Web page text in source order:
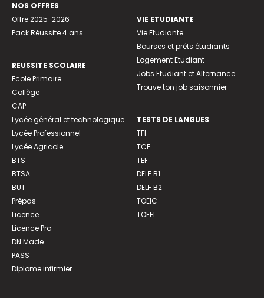
NOS OFFRES
Offre 2025-2026
Pack Réussite 4 ans
REUSSITE SCOLAIRE
Ecole Primaire
Collège
CAP
Lycée général et technologique
Lycée Professionnel
Lycée Agricole
BTS
BTSA
BUT
Prépas
Licence
Licence Pro
DN Made
PASS
Diplome infirmier
VIE ETUDIANTE
Vie Etudiante
Bourses et prêts étudiants
Logement Etudiant
Jobs Etudiant et Alternance
Trouve ton job saisonnier
TESTS DE LANGUES
TFI
TCF
TEF
DELF B1
DELF B2
TOEIC
TOEFL